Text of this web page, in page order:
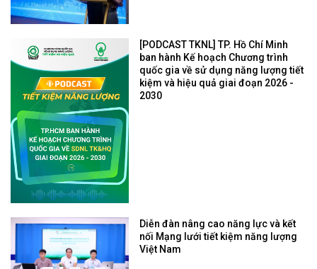
[PODCAST TKNL] TP. Hồ Chí Minh
ban hành Kế hoạch Chương trình
quốc gia về sử dụng năng lượng tiết
kiệm và hiệu quả giai đoạn 2026 -
2030
Diễn đàn nâng cao năng lực và kết
nối Mạng lưới tiết kiệm năng lượng
Việt Nam